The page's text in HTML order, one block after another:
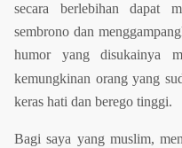
secara berlebihan dapat
sembrono dan
humor yang disukainya
kemungkinan orang yang
keras hati dan berego tinggi.
Bagi saya yang muslim,